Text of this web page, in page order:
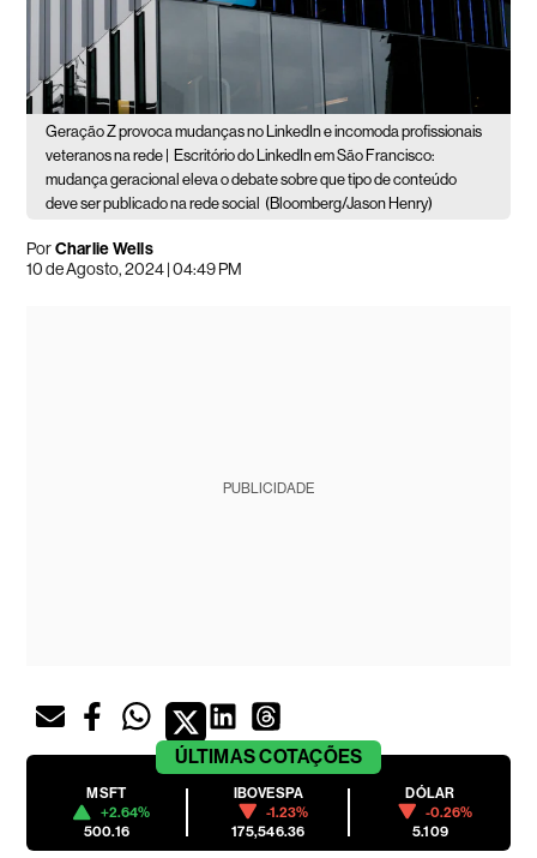
Geração Z provoca mudanças no LinkedIn e incomoda profissionais
veteranos na rede |
Escritório do LinkedIn em São Francisco:
mudança geracional eleva o debate sobre que tipo de conteúdo
deve ser publicado na rede social (Bloomberg/Jason Henry)
PorCharlie Wells
10 de Agosto, 2024 | 04:49 PM
PUBLICIDADE
ÚLTIMASCOTAÇÕES
MSFT
+2.64%
500.16
IBOVESPA
-1.23%
175,546.36
DÓLAR
-0.26%
5.109